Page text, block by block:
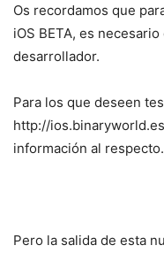
Os recordamos que
iOS BETA, es
desarrollador.
Para los que deseen
http://
información al respecto.
Pero la salida de esta